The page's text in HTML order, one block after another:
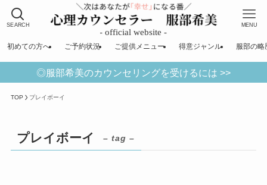
SEARCH MENU
初めての方へ ご予約状況 ご提供メニュー 得意ジャンル 服部の略
◎服部希美のカウンセリングを受けるには >>
TOP プレイボーイ
プレイボーイ – tag –